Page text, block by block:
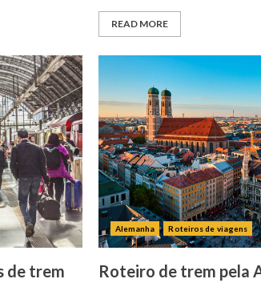
READ MORE
de trem
Alemanha Roteiros de viagens
Roteiro de trem pela